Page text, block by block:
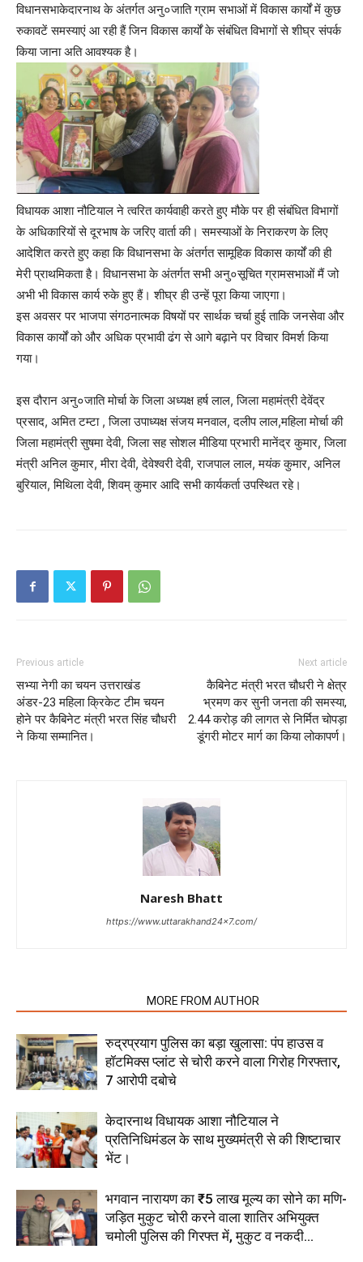
विधानसभाकेदारनाथ के अंतर्गत अनु०जाति ग्राम सभाओं में विकास कार्यों में कुछ
रुकावटें समस्याएं आ रही हैं जिन विकास कार्यों के संबंधित विभागों से शीघ्र संपर्क
किया जाना अति आवश्यक है।
विधायक आशा नौटियाल ने त्वरित कार्यवाही करते हुए मौके पर ही संबंधित विभागों
के अधिकारियों से दूरभाष के जरिए वार्ता की। समस्याओं के निराकरण के लिए
आदेशित करते हुए कहा कि विधानसभा के अंतर्गत सामूहिक विकास कार्यों की ही
मेरी प्राथमिकता है। विधानसभा के अंतर्गत सभी अनु०सूचित ग्रामसभाओं मैं जो
अभी भी विकास कार्य रुके हुए हैं। शीघ्र ही उन्हें पूरा किया जाएगा।
इस अवसर पर भाजपा संगठनात्मक विषयों पर सार्थक चर्चा हुई ताकि जनसेवा और
विकास कार्यों को और अधिक प्रभावी ढंग से आगे बढ़ाने पर विचार विमर्श किया
गया।
इस दौरान अनु०जाति मोर्चा के जिला अध्यक्ष हर्ष लाल, जिला महामंत्री देवेंद्र
प्रसाद, अमित टम्टा , जिला उपाध्यक्ष संजय मनवाल, दलीप लाल,महिला मोर्चा की
जिला महामंत्री सुषमा देवी, जिला सह सोशल मीडिया प्रभारी मानेंद्र कुमार, जिला
मंत्री अनिल कुमार, मीरा देवी, देवेश्वरी देवी, राजपाल लाल, मयंक कुमार, अनिल
बुरियाल, मिथिला देवी, शिवम् कुमार आदि सभी कार्यकर्ता उपस्थित रहे।
Previous article
सभ्या नेगी का चयन उत्तराखंड
अंडर-23 महिला क्रिकेट टीम चयन
होने पर कैबिनेट मंत्री भरत सिंह चौधरी
ने किया सम्मानित।
Next article
कैबिनेट मंत्री भरत चौधरी ने क्षेत्र
भ्रमण कर सुनी जनता की समस्या,
2.44 करोड़ की लागत से निर्मित चोपड़ा
डूंगरी मोटर मार्ग का किया लोकापर्ण।
Naresh Bhatt
https://www.uttarakhand24x7.com/
MORE FROM AUTHOR
रुद्रप्रयाग पुलिस का बड़ा खुलासा: पंप हाउस व
हॉटमिक्स प्लांट से चोरी करने वाला गिरोह गिरफ्तार,
7 आरोपी दबोचे
केदारनाथ विधायक आशा नौटियाल ने
प्रतिनिधिमंडल के साथ मुख्यमंत्री से की शिष्टाचार
भेंट।
भगवान नारायण का ₹5 लाख मूल्य का सोने का मणि-
जड़ित मुकुट चोरी करने वाला शातिर अभियुक्त
चमोली पुलिस की गिरफ्त में, मुकुट व नकदी...